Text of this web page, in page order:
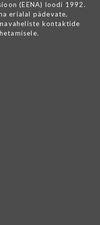
(EENA) loodi 1992.
erialal pädevate,
kontaktide